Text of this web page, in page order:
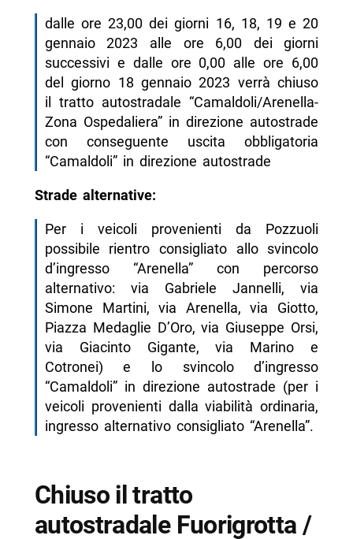
dalle ore 23,00 dei giorni 16, 18, 19 e 20
gennaio 2023 alle ore 6,00 dei giorni
successivi e dalle ore 0,00 alle ore 6,00
del giorno 18 gennaio 2023 verrà chiuso
il tratto autostradale “Camaldoli/Arenella-
Zona Ospedaliera” in direzione autostrade
con conseguente uscita obbligatoria
“Camaldoli” in direzione autostrade
Strade alternative:
Per i veicoli provenienti da Pozzuoli
possibile rientro consigliato allo svincolo
d’ingresso “Arenella” con percorso
alternativo: via Gabriele Jannelli, via
Simone Martini, via Arenella, via Giotto,
Piazza Medaglie D’Oro, via Giuseppe Orsi,
via Giacinto Gigante, via Marino e
Cotronei) e lo svincolo d’ingresso
“Camaldoli” in direzione autostrade (per i
veicoli provenienti dalla viabilità ordinaria,
ingresso alternativo consigliato “Arenella”.
Chiuso il tratto
autostradale Fuorigrotta /